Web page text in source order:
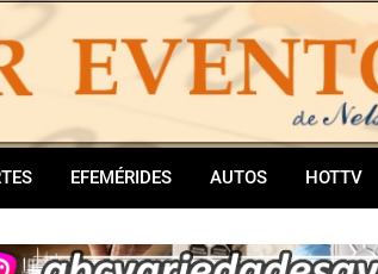
EFEMÉRIDES AUTOS HOTTV